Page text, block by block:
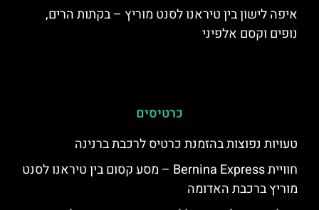
איפה לישון בין טיראנו לסנט מוריץ – בקתות הרים,
נופים וקסם אלפיני
כרטיסים
טעויות נפוצות בהזמנת כרטיס לרכבת ברנינה
חוויית Bernina Express – מסע קסום בין טיראנו לסנט
מוריץ ברכבת האדומה